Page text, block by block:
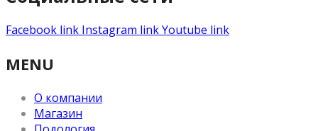
Facebook link Instagram linkYoutube link
MENU
О компании
Магазин